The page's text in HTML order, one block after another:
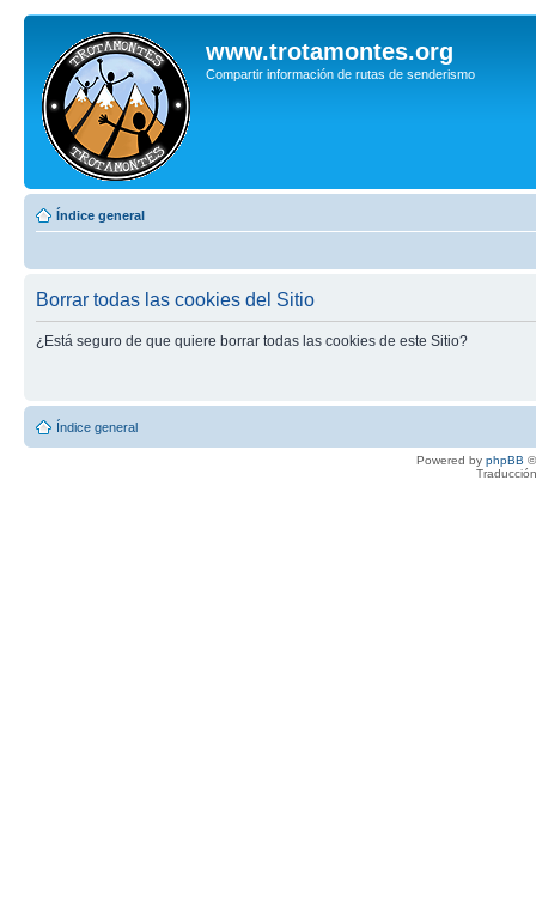
www.trotamontes.org
Compartir información de rutas de senderismo
Índice general
Borrar todas las cookies del Sitio
¿Está seguro de que quiere borrar todas las cookies de este Sitio?
Índice general
Powered by phpBB